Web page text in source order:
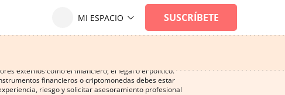
y puede ser una actividad no recomendada
externos como el financiero, el legal o el político.
financieros o criptomonedas debes estar
riesgo y solicitar asesoramiento profesional